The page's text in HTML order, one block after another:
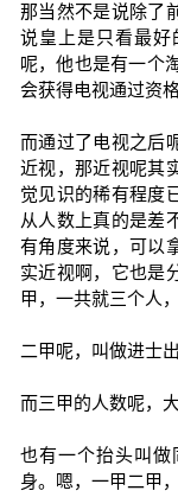
那当然不是说除了
说皇上是只看最好
呢，他也是有一个
会获得电视通过资格
而通过了电视之后
近视，那近视呢其
觉见识的稀有程度
从人数上真的是差
有角度来说，可以
实近视啊，它也是
甲，一共就三个人
二甲呢，叫做进士
而三甲的人数呢，
也有一个抬头叫做
身。嗯，一甲二甲